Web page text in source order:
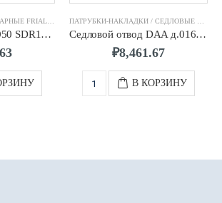
ФИТИНГИ ЭЛЕКТРОСВАРНЫЕ FRIALEN
Заглушка MV д.0050 SDR11 ПЭ100 FRIALEN Седловой отвод DAA д.0160/0050 SDR11 ПЭ100 FRIALEN
₽8,461.67
В КОРЗИНУ